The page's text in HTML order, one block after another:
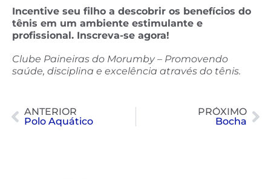
Incentive seu filho a descobrir os benefícios do
tênis em um ambiente estimulante e
profissional. Inscreva-se agora!
Clube Paineiras do Morumby – Promovendo
saúde, disciplina e excelência através do tênis.
ANTERIOR
Polo Aquático
PRÓXIMO
Bocha